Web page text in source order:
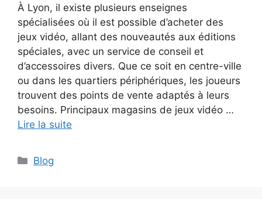
À Lyon, il existe plusieurs enseignes
spécialisées où il est possible d’acheter des
jeux vidéo, allant des nouveautés aux éditions
spéciales, avec un service de conseil et
d’accessoires divers. Que ce soit en centre-ville
ou dans les quartiers périphériques, les joueurs
trouvent des points de vente adaptés à leurs
besoins. Principaux magasins de jeux vidéo …
Lire la suite
Catégories
Blog